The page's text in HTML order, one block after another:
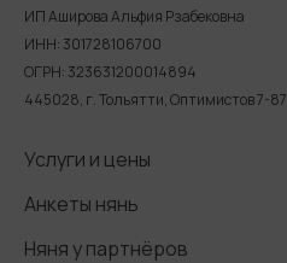
ИП Аширова Альфия Рзабековна
ИНН: 301728106700
ОГРН: 323631200014894
445028, г. Тольятти, Оптимистов 7-87
Услуги и цены
Анкеты нянь
Няня у партнёров